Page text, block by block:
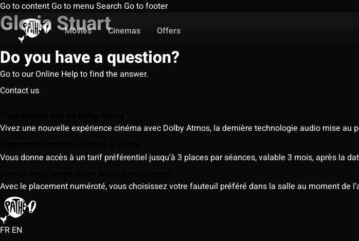
Go to content Go to menu Search Go to footer
Movies
Cinemas Offers
Gloria Stuart
Do you have a question?
Go to our Online Help to find the answer.
Contact us
Vivez une nouvelle expérience cinéma avec Dolby Atmos, la dernière technologie audio mise
Vous donne accès à un tarif préférentiel jusqu’à 3 places par séances, valable 3 mois, après la
Avec le placement numéroté, vous choisissez votre fauteuil préféré dans la salle au moment de
FR EN